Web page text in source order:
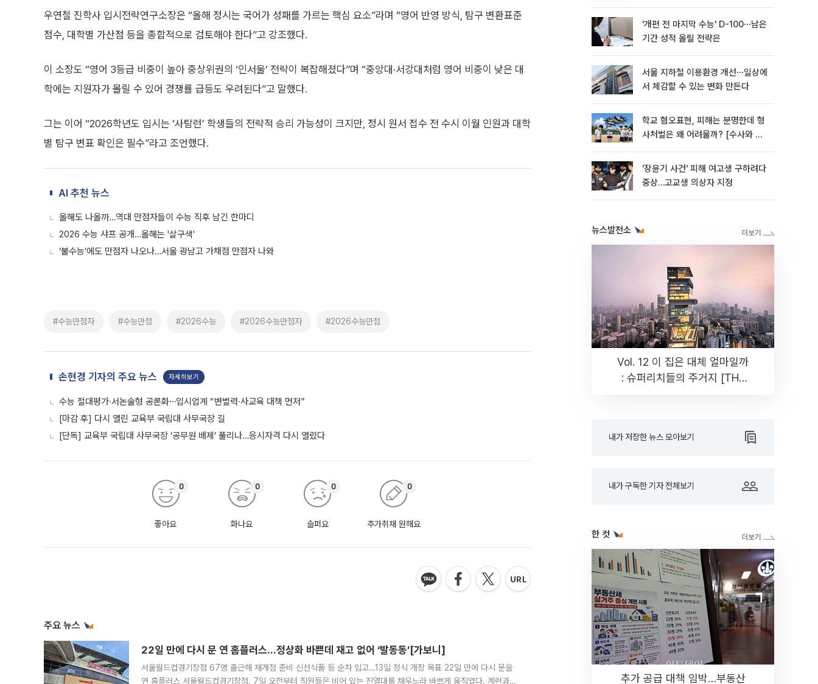
우연철 진학사 입시전략연구소장은 “올해 정시는 국어가 성패를 가르는 핵심 요소”라며 “영어 반영 방식, 탐구 변환표준
점수, 대학별 가산점 등을 종합적으로 검토해야 한다”고 강조했다.
이 소장도 “영어 3등급 비중이 높아 중상위권의 ‘인서울’ 전략이 복잡해졌다”며 “중앙대·서강대처럼 영어 비중이 낮은 대
학에는 지원자가 몰릴 수 있어 경쟁률 급등도 우려된다”고 말했다.
그는 이어 “2026학년도 입시는 ‘사탐런’ 학생들의 전략적 승리 가능성이 크지만, 정시 원서 접수 전 수시 이월 인원과 대학
별 탐구 변표 확인은 필수”라고 조언했다.
AI 추천 뉴스
올해도 나올까…역대 만점자들이 수능 직후 남긴 한마디
2026 수능 샤프 공개…올해는 '살구색'
‘불수능’에도 만점자 나오나…서울 광남고 가채점 만점자 나와
#수능만점자 #수능만점 #2026수능 #2026수능만점자 #2026수능만점
손현경 기자의 주요 뉴스 자세히보기
수능 절대평가·서논술형 공론화⋯입시업계 “변별력·사교육 대책 먼저”
[마감 후] 다시 열린 교육부 국립대 사무국장 길
[단독] 교육부 국립대 사무국장 ‘공무원 배제’ 풀리나…응시자격 다시 열렸다
좋아요
0
화나요
0
슬퍼요
0
추가취재 원해요
0
주요 뉴스
22일 만에 다시 문 연 홈플러스…정상화 바쁜데 재고 없어 ‘발동동’[가보니]
서울월드컵경기장점 67명 출근해 재개점 준비 신선식품 등 순차 입고…13일 정식 개장 목표 22일 만에 다시 문을
연 홈플러스 서울월드컵경기장점. 7일 오전부터 직원들은 비어 있는 진열대를 채우느라 바쁘게 움직였다. 계란과
'개편 전 마지막 수능' D-100⋯남은
기간 성적 올릴 전략은
서울 지하철 이용환경 개선⋯일상에
서 체감할 수 있는 변화 만든다
학교 혐오표현, 피해는 분명한데 형
사처벌은 왜 어려울까? [수사와 재
'장윤기 사건' 피해 여고생 구하려다
중상…고교생 의상자 지정
뉴스발전소
Vol. 12 이 집은 대체 얼마일까
: 슈퍼리치들의 주거지 [THE
내가 저장한 뉴스 모아보기
내가 구독한 기자 전체보기
한 컷
추가 공급 대책 임박…부동산